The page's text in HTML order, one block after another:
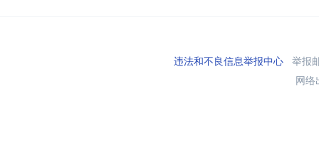
违法和不良信息举报中心举报
网